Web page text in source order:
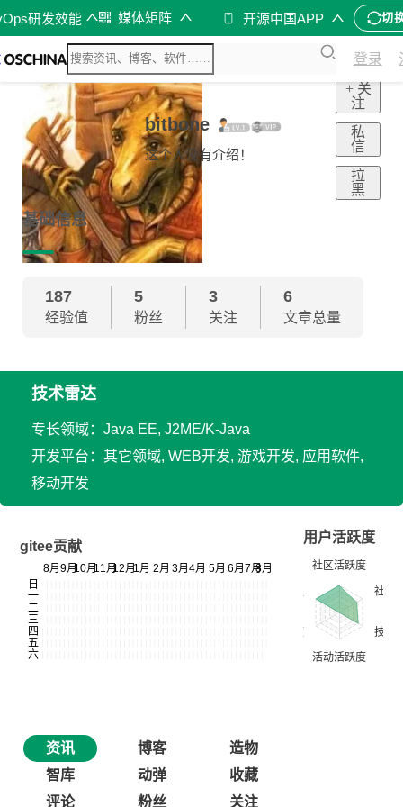
研发效能 媒体矩阵 开源中国APP 切
登录
bitbone
这个人没有介绍！
+ 关
注
私
信
拉
黑
基础信息
187
经验值
5
粉丝
3
关注
6
文章总量
技术雷达
专长领域：Java EE, J2ME/K-Java
开发平台：其它领域, WEB开发, 游戏开发, 应用软件,
移动开发
gitee贡献
用户活跃度
资讯 博客
造物
智库
动弹
收藏
评论
粉丝 关注